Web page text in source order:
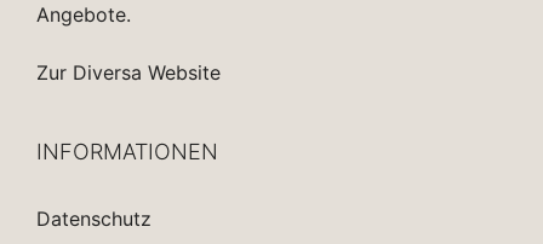
Angebote.
Zur Diversa Website
INFORMATIONEN
Datenschutz